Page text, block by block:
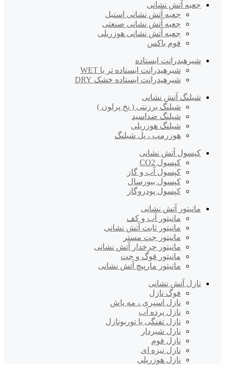
جعبه آتش نشانی
جعبه آتش نشانی استیل
جعبه آتش نشانی صنعتی
جعبه آتش نشانی هوزریلی
فوم باکس
شیرهیدرانت ایستاده
شیرهیدرانت ایستاده تر یا WET
شیرهیدرانت ایستاده خشک DRY
شیلنگ آتش نشانی
شیلنگ برزنتی ( نخ پرلون )
شیلنگ ضداسید
شیلنگ هوزریلی
هوزرمپ ، پل شیلنگ
کپسول آتش نشانی
کپسول CO2
کپسول آب و گاز
کپسول بیورسال
کپسول پودروگاز
مانیتور آتش نشانی
مانیتور آب و کف
مانیتور ثابت آتش نشانی
مانیتور جت مستر
مانیتور چرخدار آتش نشانی
مانیتور فوگ و جت
مانیتور مارپیچ آتش نشانی
نازل آتش نشانی
فوگ نازل
نازل اسپری ، مه پاش
نازل پرده آب
نازل تفنگی یا توربونازل
نازل شیردار
نازل فوم
نازل نیزه ای
نازل هوزریلی